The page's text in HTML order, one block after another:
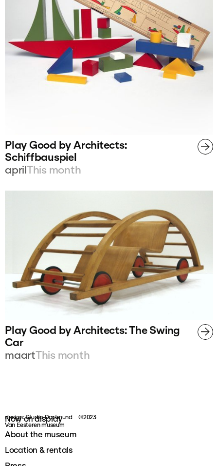
Play Good by Architects:
Schiffbauspiel
aprilThis month
Play Good by Architects: The Swing
Car
maartThis month
Now on display
About the museum
Location & rentals
design: Studio Dortmund
©2023
Van Eesteren museum